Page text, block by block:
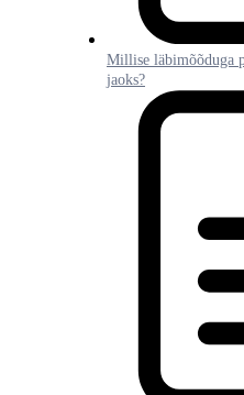
Millise läbimõõduga
jaoks?